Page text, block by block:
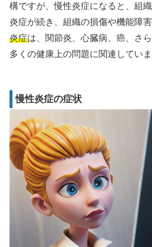
構ですが、慢性炎症になると、組
炎症が続き、組織の損傷や機能障
炎症は、関節炎、心臓病、癌、さ
多くの健康上の問題に関連していま
慢性炎症の症状